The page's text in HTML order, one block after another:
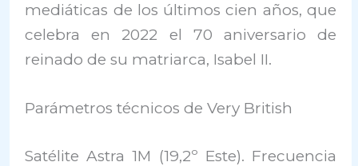
mediáticas de los últimos cien años, que
celebra en 2022 el 70 aniversario de
reinado de su matriarca, Isabel II.
Parámetros técnicos de Very British
Satélite Astra 1M (19,2º Este). Frecuencia